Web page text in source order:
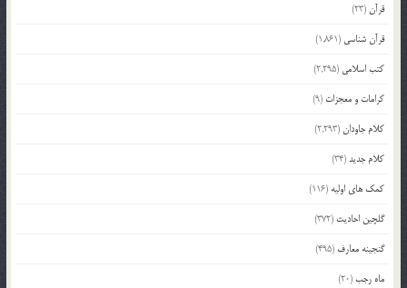
قرآن(23)
قرآن شناسی (1,861)
کتب اسلامی (2,295)
کرامات و معجزات (9)
کلام جاودان(2,293)
کلام جدید(34)
کمک های اولیه (116)
گلچین احادیث (372)
گنجینه معارف (495)
ماه رجب(20)